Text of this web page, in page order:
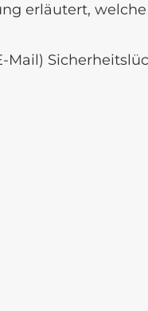
erläutert,
Mail)